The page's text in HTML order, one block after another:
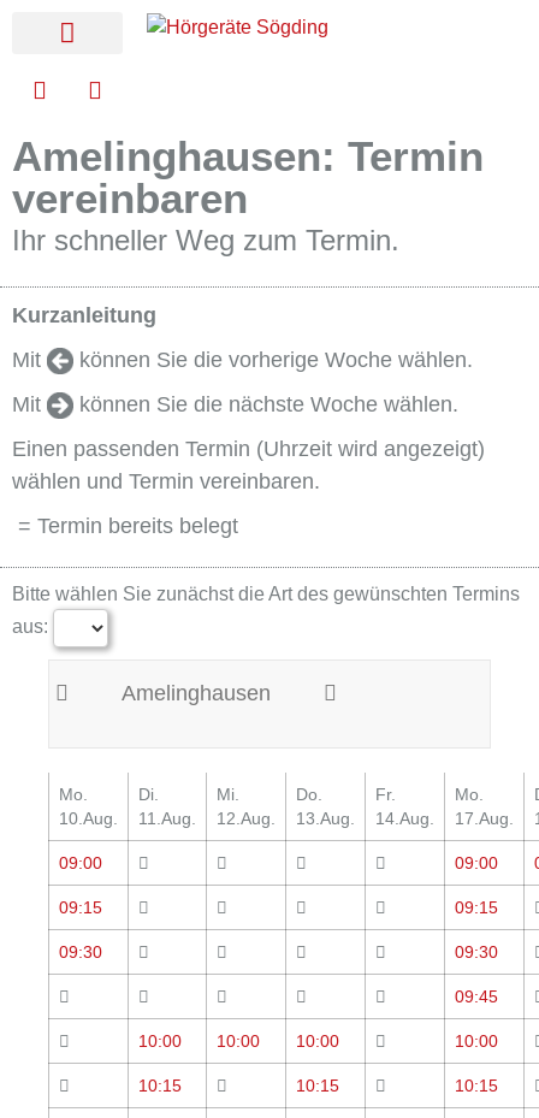
Amelinghausen: Termin
vereinbaren
Ihr schneller Weg zum Termin.
Kurzanleitung
Mit
können Sie die vorherige Woche wählen.
Mit
können Sie die nächste Woche wählen.
Einen passenden Termin (Uhrzeit wird angezeigt)
wählen und Termin vereinbaren.
= Termin bereits belegt
Bitte wählen Sie zunächst die Art des gewünschten Termins
aus:
Amelinghausen
Mo.
10.Aug.
Di.
11.Aug.
Mi.
12.Aug.
Do.
13.Aug.
Fr.
14.Aug.
Mo.
17.Aug.
09:00 09:00
09:15 09:15
09:30 09:30
09:45
10:00 10:00 10:00 10:00
10:15 10:15 10:15